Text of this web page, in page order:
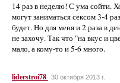
14 раз в неделю! С ума сойти.
могут заниматься сексом 3-4
будет. Но для меня и 2 раза в
не захочу. Так что "на вкус и
мало, а кому-то и 5-6 много.
liderstroi78 30 октября 2013 г.